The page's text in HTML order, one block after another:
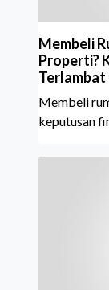
Membeli
Properti?
Terlambat
Membeli
keputusan
aktif